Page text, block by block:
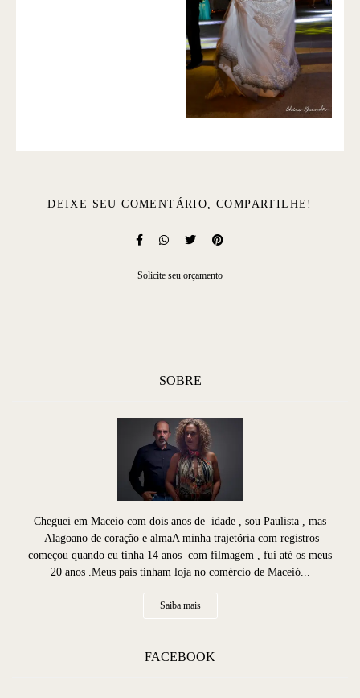
DEIXE SEU COMENTÁRIO, COMPARTILHE!
Solicite seu orçamento
SOBRE
Cheguei em Maceio com dois anos de idade , sou Paulista , mas
Alagoano de coração e almaA minha trajetória com registros
começou quando eu tinha 14 anos com filmagem , fui até os meus
20 anos .Meus pais tinham loja no comércio de Maceió...
Saiba mais
FACEBOOK